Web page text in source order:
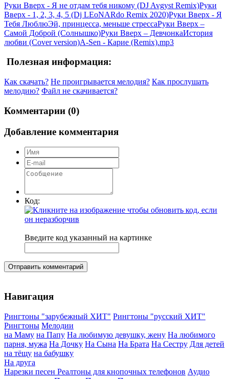
Руки Вверх - Я не отдам тебя никому (DJ Avgyst Remix)Руки
Вверх - 1, 2, 3, 4, 5 (Dj LEoNARdo Remix 2020)Руки Вверх - Я
Тебя ЛюблюЭй, принцесса, меньше стрессаРуки Вверх –
Самой Доброй (Солнышко)Руки Вверх – ДевчонкаИстория
любви (Cover version)A-Sen - Карие (Remix).mp3
Полезная информация:
Как скачать? Не проигрывается мелодия? Как прослушать
мелодию? Файл не скачивается?
Комментарии (0)
Добавление комментария
Код:
Введите код указанный на картинке
Отправить комментарий
Навигация
Рингтоны "зарубежный ХИТ" Рингтоны "русский ХИТ"
Рингтоны Мелодии
на Маму на Папу На любимую девушку, жену На любимого
парня, мужа На Дочку На Сына На Брата На Сестру Для детей
на тёщу на бабушку
На друга
Нарезки песен Реалтоны для кнопочных телефонов Аудио